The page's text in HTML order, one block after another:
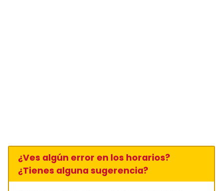
¿Ves algún error en los horarios?
¿Tienes alguna sugerencia?